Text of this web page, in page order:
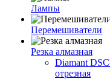
Лампы
Перемешиватели
Резка алмазная
Diamant
отрезная